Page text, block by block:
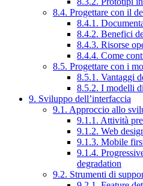
8.4. Progettare con il
8.4.1.
8.4.2. Benefici
8.4.3. Risorse
8.4.4. Come
8.5. Progettare con i
8.5.1. Vantaggi
8.5.2. I modelli
9. Sviluppo dell’interfaccia
9.1. Approccio allo
9.1.1. Attività
9.1.2. Web
9.1.3. Mobile
9.1.4.
degradation
9.2. Strumenti di